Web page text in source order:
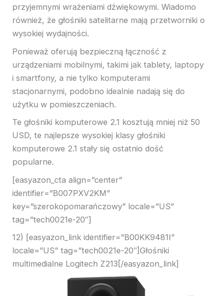
przyjemnymi wrażeniami dźwiękowymi. Wiadomo
również, że głośniki satelitarne mają przetworniki o
wysokiej wydajności.
Ponieważ oferują bezpieczną łączność z
urządzeniami mobilnymi, takimi jak tablety, laptopy
i smartfony, a nie tylko komputerami
stacjonarnymi, podobno idealnie nadają się do
użytku w pomieszczeniach.
Te głośniki komputerowe 2.1 kosztują mniej niż 50
USD, te najlepsze wysokiej klasy głośniki
komputerowe 2.1 stały się ostatnio dość
popularne.
[easyazon_cta align=”center”
identifier=”B007PXV2KM”
key=”szerokopomarańczowy” locale=”US”
tag=”tech0021e-20″]
12) [easyazon_link identifier=”B00KK9481I”
locale=”US” tag=”tech0021e-20″]Głośniki
multimedialne Logitech Z213[/easyazon_link]